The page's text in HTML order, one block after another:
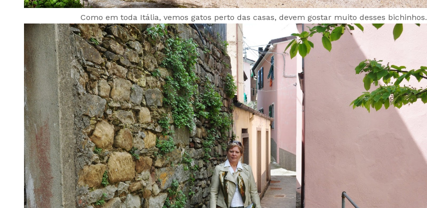
Como em toda Itália, vemos gatos perto das casas, devem gostar muito desses bichinhos.